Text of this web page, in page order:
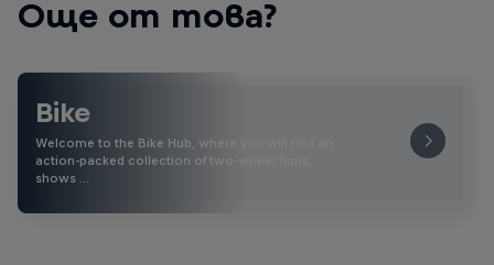
Още от това?
Bike
Welcome to the Bike Hub, where you will find an
action-packed collection of two-wheel films,
shows …